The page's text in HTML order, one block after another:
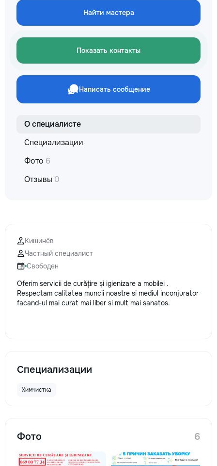
✔ Обучение взрослых ✔
Бесплатный пробный урок
технологии.
он будет
Найти мастера
Показать контакты
Написать сообщение
О специалисте
Специализации
Фото 6
Отзывы 0
Кишинёв
Частный специалист
Свободен
Oferim servicii de curățire și igienizare a mobilei .
Respectam calitatea muncii noastre si mediul inconjurator
facand-ul mai curat mai liber si mult mai sanatos.
Специализации
Химчистка
Фото 6